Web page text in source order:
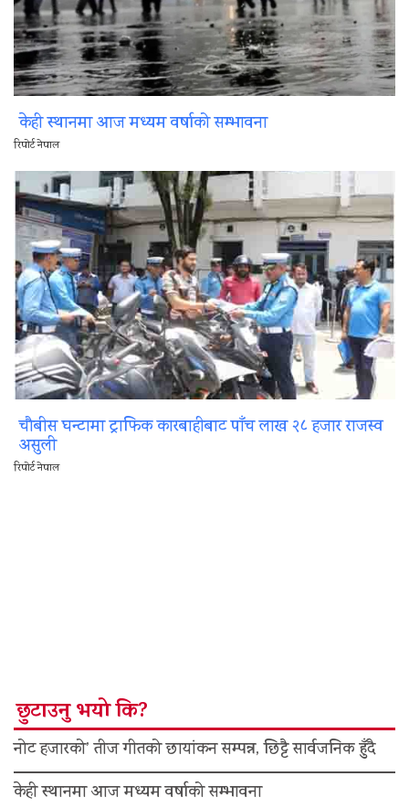
केही स्थानमा आज मध्यम वर्षाको सम्भावना
रिपोर्ट नेपाल
चौबीस घन्टामा ट्राफिक कारबाहीबाट पाँच लाख २८ हजार राजस्व
असुली
रिपोर्ट नेपाल
छुटाउनु भयो कि?
नोट हजारको’ तीज गीतको छायांकन सम्पन्न, छिट्टै सार्वजनिक हुँदै
केही स्थानमा आज मध्यम वर्षाको सम्भावना